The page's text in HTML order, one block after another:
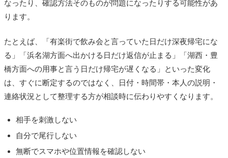
なったり、確認方法そのものが問題になったりする可能性があ
ります。
たとえば、「有楽街で飲み会と言っていた日だけ深夜帰宅にな
る」「浜名湖方面へ出かける日だけ返信が止まる」「湖西・豊
橋方面への用事と言う日だけ帰宅が遅くなる」といった変化
は、すぐに断定するのではなく、日付・時間帯・本人の説明・
連絡状況として整理する方が相談時に伝わりやすくなります。
相手を刺激しない
自分で尾行しない
無断でスマホや位置情報を確認しない